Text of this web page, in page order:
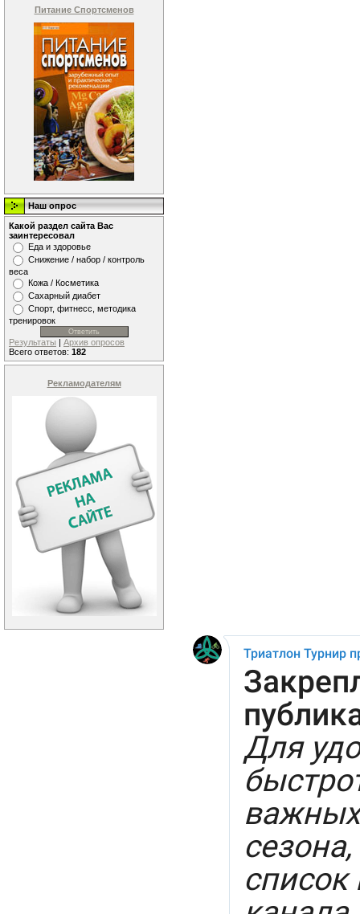
Питание Спортсменов
Наш опрос
Какой раздел сайта Вас
заинтересовал
Еда и здоровье
Снижение / набор / контроль
веса
Кожа / Косметика
Сахарный диабет
Спорт, фитнесс, методика
тренировок
Результаты | Архив опросов
Всего ответов: 182
Рекламодателям